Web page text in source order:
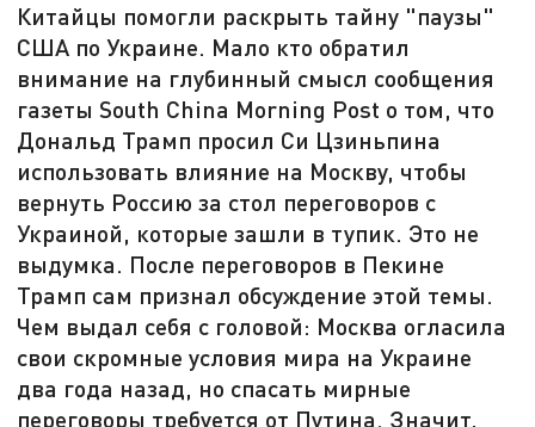
Китайцы помогли раскрыть тайну "паузы"
США по Украине. Мало кто обратил
внимание на глубинный смысл сообщения
газеты South China Morning Post о том, что
Дональд Трамп просил Си Цзиньпина
использовать влияние на Москву, чтобы
вернуть Россию за стол переговоров с
Украиной, которые зашли в тупик. Это не
выдумка. После переговоров в Пекине
Трамп сам признал обсуждение этой темы.
Чем выдал себя с головой: Москва огласила
свои скромные условия мира на Украине
два года назад, но спасать мирные
переговоры требуется от Путина. Значит,